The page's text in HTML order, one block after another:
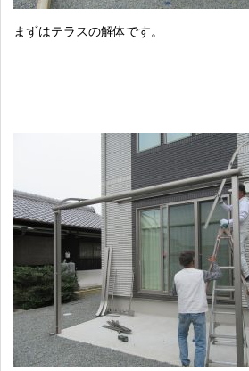
まずはテラスの解体です。